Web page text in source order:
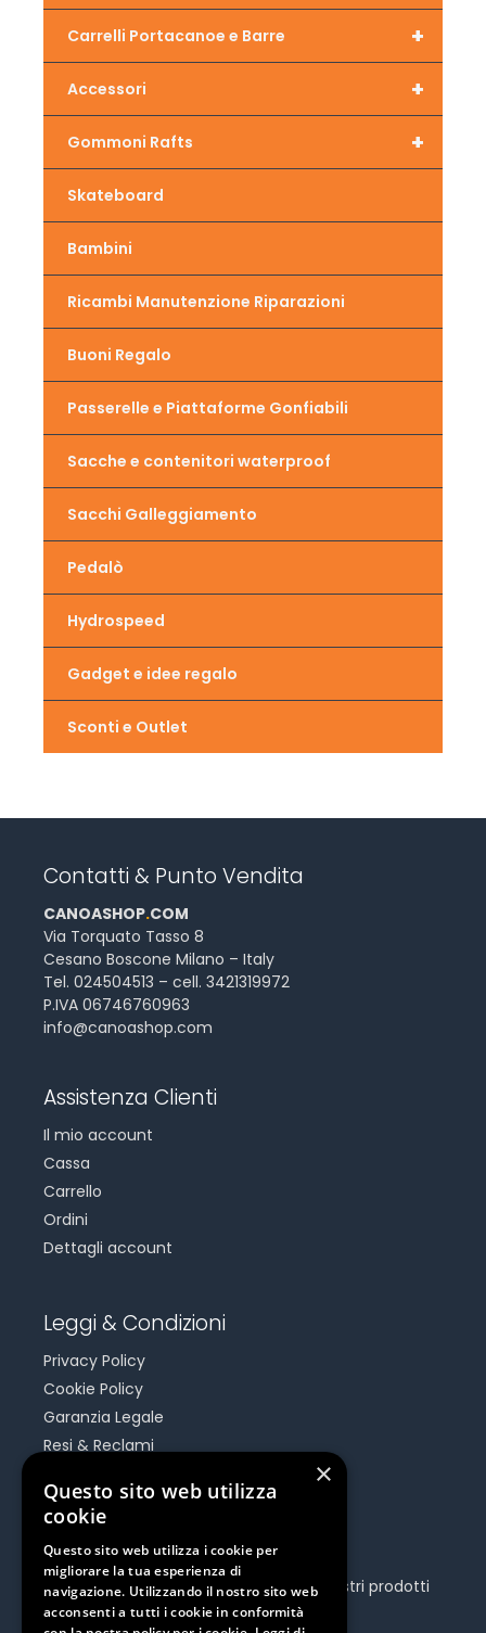
+
Carrelli Portacanoe e Barre
+
Accessori
+
Gommoni Rafts
Skateboard
Bambini
Ricambi Manutenzione Riparazioni
Buoni Regalo
Passerelle e Piattaforme Gonfiabili
Sacche e contenitori waterproof
Sacchi Galleggiamento
Pedalò
Hydrospeed
Gadget e idee regalo
Sconti e Outlet
Contatti & Punto Vendita
CANOASHOP.COM
Via Torquato Tasso 8
Cesano Boscone Milano – Italy
Tel. 024504513 – cell. 3421319972
P.IVA 06746760963
info@canoashop.com
Assistenza Clienti
Il mio account
Cassa
Carrello
Ordini
Dettagli account
Leggi & Condizioni
Privacy Policy
Cookie Policy
Garanzia Legale
Resi & Reclami
Be Social
Seguici e rimani aggiornato su tutti i nostri prodotti
e iniziative.
×
Questo sito web utilizza
cookie
Questo sito web utilizza i cookie per
migliorare la tua esperienza di
navigazione. Utilizzando il nostro sito web
acconsenti a tutti i cookie in conformità